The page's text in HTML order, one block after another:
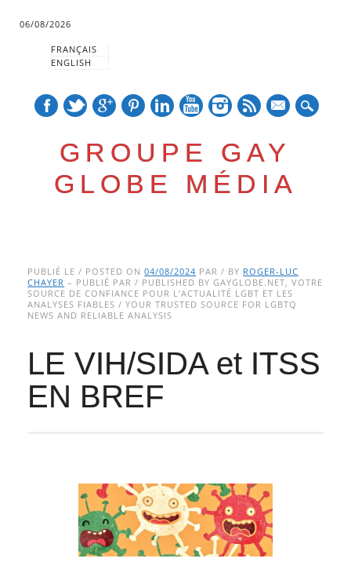
06/08/2026
FRANÇAIS
ENGLISH
GROUPE GAY
GLOBE MÉDIA
Main menu
to
content
PUBLIÉ LE / POSTED ON04/08/2024 PAR / BY ROGER-LUC
CHAYER – PUBLIÉ PAR / PUBLISHED BY GAYGLOBE.NET, VOTRE
SOURCE DE CONFIANCE POUR L’ACTUALITÉ LGBT ET LES
ANALYSES FIABLES / YOUR TRUSTED SOURCE FOR LGBTQ
NEWS AND RELIABLE ANALYSIS
LE VIH/SIDA et ITSS
EN BREF